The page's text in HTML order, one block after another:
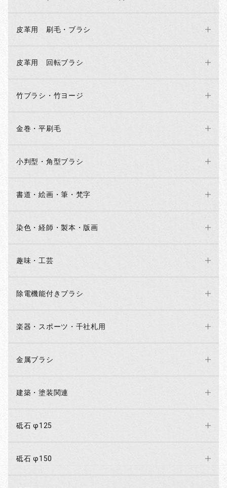
皮革用 刷毛・ブラシ
皮革用 回転ブラシ
竹ブラシ・竹ヨージ
金巻・平刷毛
小判型・角型ブラシ
書道・絵画・筆・梵字
染色・経師・製本・版画
趣味・工芸
除電機能付きブラシ
楽器・スポーツ・千社札用
金属ブラシ
建築・塗装関連
砥石 φ125
砥石 φ150
お買い物を続ける